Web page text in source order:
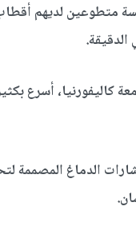
متطوعين لديهم
كاليفورنيا، أسرع
الدماغ المصممة